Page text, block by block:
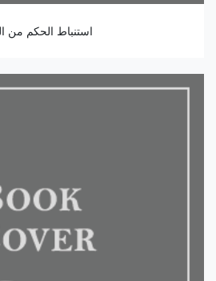
استنباط الحكم من